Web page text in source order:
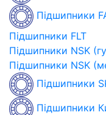
Підшипники
Підшипники FLT
Підшипники NSK
Підшипники NSK
Підшипники
Підшипники